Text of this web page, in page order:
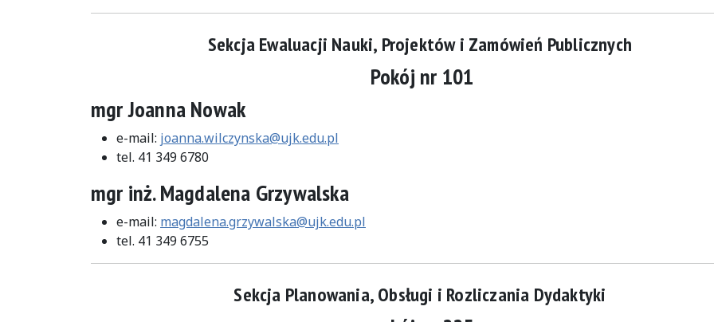
Sekcja Ewaluacji Nauki, Projektów i Zamówień Publicznych
Pokój nr 101
mgr Joanna Nowak
e-mail: joanna.wilczynska@ujk.edu.pl
tel. 41 349 6780
mgr inż. Magdalena Grzywalska
e-mail: magdalena.grzywalska@ujk.edu.pl
tel. 41 349 6755
Sekcja Planowania, Obsługi i Rozliczania Dydaktyki